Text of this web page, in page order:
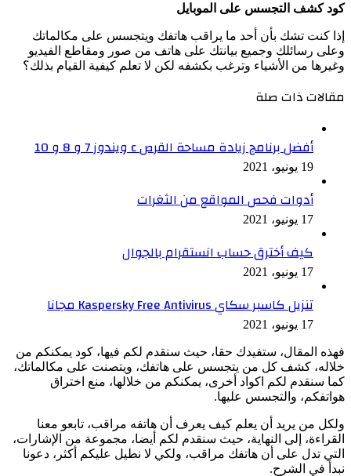
كود كشف التجسس على الموبايل
إذا كنت تشك بأن أحد ما يراقب هاتفك ويتجسس على مكالماتك
وعلى رسائلك وجميع بيانتك على هاتف من صور ومقاطع الفيديو
وغيرها من الأشياء وترغب بكشفه لكن لا تعلم كيفية القيام بذلك؟
مقالات ذات صلة
أفضل برنامج زيادة مساحة القرص c ويندوز 7 و 8 و 10
19 يونيو، 2021
أدوات فحص المواقع من الثغرات
17 يونيو، 2021
كيف أخترق حساب انستقرام بالجوال
17 يونيو، 2021
تنزيل كاسبر سكاي Kaspersky Free Antivirus مجانا
17 يونيو، 2021
فهذه المقال، ستفيدك حقا، حيث سنقدم لكم فيها، كود يمكنكم من
خلاله، كشف كل من يتجسس على هاتفك، ويتصنت على مكالماتك،
كما سنقدم لكم اكواد أخرى، يمكنكم من خلالها، منع اختراق
هواتفكم، والتجسس عليها.
ولكل من يريد أن يعلم كيف يعرف أن هاتفه مراقب، تابعو معنا
القراءة، إلى النهاية، حيث سنقدم لكم أيضا، مجموعة من الإشارات،
التي تدل على أن هاتفك مراقب، ولكي لا نطيل عليكم أكثر، دعونا
نبدأ في الشرح.